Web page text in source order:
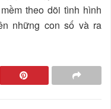
theo dõi tình hình
những con số và ra